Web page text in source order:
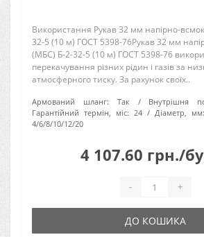
Використання Рукав 32 мм напірно-
32-5 (10 м) ГОСТ 5398-76Рукав 32 мм
(МБС) Б-2-32-5 (10 м) ГОСТ 5398-76
перекачування різних рідин і газів за
атмосферного тиску. За рахунок своїх..
Армований шланг: Так Внутрішня
Гарантійний термін, міс: 24 Діаметр, мм:
4/6/8/10/12/20
4 107.60 грн./
- +
ДО КОШИКА